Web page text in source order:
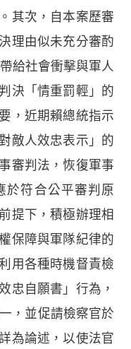
其次，自本案歷審
理由似未充分審酌
給社會衝擊與軍人
決「情重罰輕」的
，近期賴總統指示
敵人效忠表示」的
審判法，恢復軍事
於符合公平審判原
提下，積極辦理相
保障與軍隊紀律的
用各種時機督責檢
忠自願書」行為，
，並促請檢察官於
為論述，以使法官